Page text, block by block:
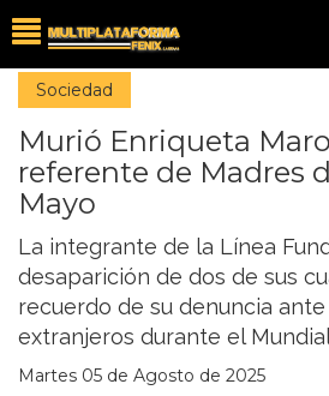
Sociedad
Murió Enriqueta
referente de Madres
Mayo
La integrante de la Línea
desaparición de dos de sus
recuerdo de su denuncia
extranjeros durante el
Martes 05 de Agosto de 2025